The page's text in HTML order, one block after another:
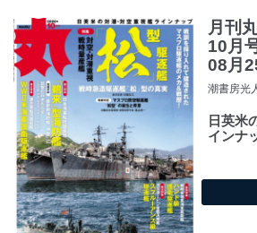
月刊
10月
08月
潮書房光
日英米
インナ